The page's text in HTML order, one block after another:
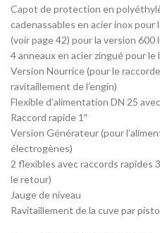
Capot de protection en
cadenassables en acier inox
(voir page 42) pour la version 600
4 anneaux en acier zingué pour le
Version Nourrice (pour le
ravitaillement de l’engin)
Flexible d’alimentation DN 25
Raccord rapide 1″
Version Générateur (pour
électrogènes)
2 flexibles avec raccords rapides
le retour)
Jauge de niveau
Ravitaillement de la cuve par